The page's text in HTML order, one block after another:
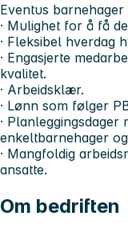
Eventus
· Mulighet for å få
· Fleksibel hverdag
· Engasjerte
kvalitet.
· Arbeidsklær.
· Lønn som følger
·
enkeltbarnehager
· Mangfoldig
ansatte.
Om bedriften